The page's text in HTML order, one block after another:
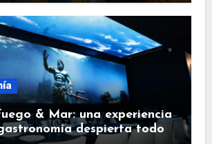
& Mar: una experiencia
despierta todos